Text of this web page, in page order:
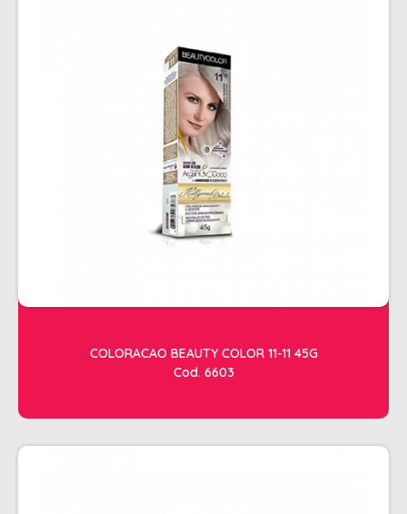
CABELELEIRO
ESTETICA
LAVATORIOS + ACESSORIOS
MACAS
MANICURE
POLTRONAS + ACESSORIOS
COLORACAO BEAUTY COLOR 11-11 45G
Cod. 6603